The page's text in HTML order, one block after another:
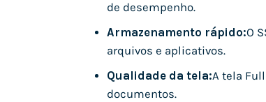
de desempenho.
Armazenamento rápido:O
arquivos e aplicativos.
Qualidade da tela:A tela
documentos.